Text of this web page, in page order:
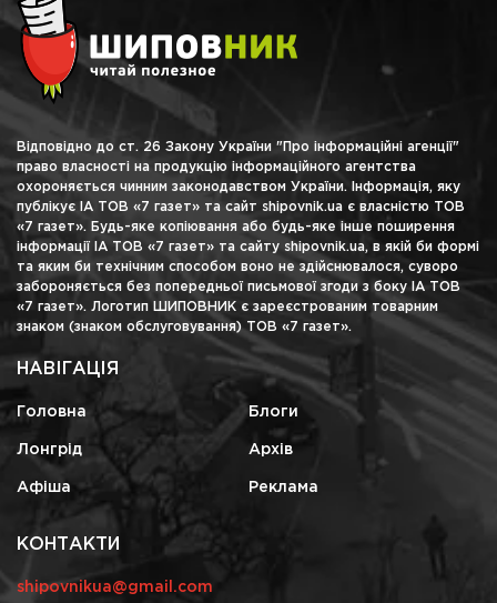
Відповідно до ст. 26 Закону України "Про інформаційні агенції"
право власності на продукцію інформаційного агентства
охороняється чинним законодавством України. Інформація, яку
публікує ІА ТОВ «7 газет» та сайт shipovnik.ua є власністю ТОВ
«7 газет». Будь-яке копіювання або будь-яке інше поширення
інформації ІА ТОВ «7 газет» та сайту shipovnik.ua, в якій би формі
та яким би технічним способом воно не здійснювалося, суворо
забороняється без попередньої письмової згоди з боку ІА ТОВ
«7 газет». Логотип ШИПОВНИК є зареєстрованим товарним
знаком (знаком обслуговування) ТОВ «7 газет».
НАВІГАЦІЯ
Головна Блоги
Лонгрід Архів
Афіша Реклама
КОНТАКТИ
shipovnikua@gmail.com